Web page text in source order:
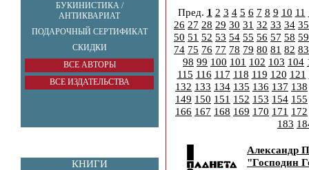
БУКИНИСТИКА /
АНТИКВАРИАТ
ПОДАРОЧНЫЙ СЕРТИФИКАТ
СКИДКИ
ВСЕ АВТОРЫ
ВСЕ ИЗДАТЕЛЬСТВА
КНИГИ
Пред. 1 2 3 4 5 6 7 8 9 10 11
26 27 28 29 30 31 32 33 34 35
50 51 52 53 54 55 56 57 58 59
74 75 76 77 78 79 80 81 82 83
98 99 100 101 102 103 104
115 116 117 118 119 120 121
132 133 134 135 136 137 138
149 150 151 152 153 154 155
166 167 168 169 170 171 172
183
Александр
"Господин